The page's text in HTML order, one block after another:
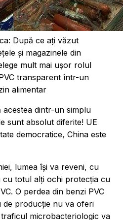
După ce ați văzut
și magazinele din
mult mai ușor rolul
transparent într-un
alimentar
acestea dintr-un simplu
sunt absolut diferite! UE
democratice, China este
lumea își va reveni, cu
cu totul alți ochi protecția cu
O perdea din benzi PVC
de producție nu va oferi
microbacteriologic va